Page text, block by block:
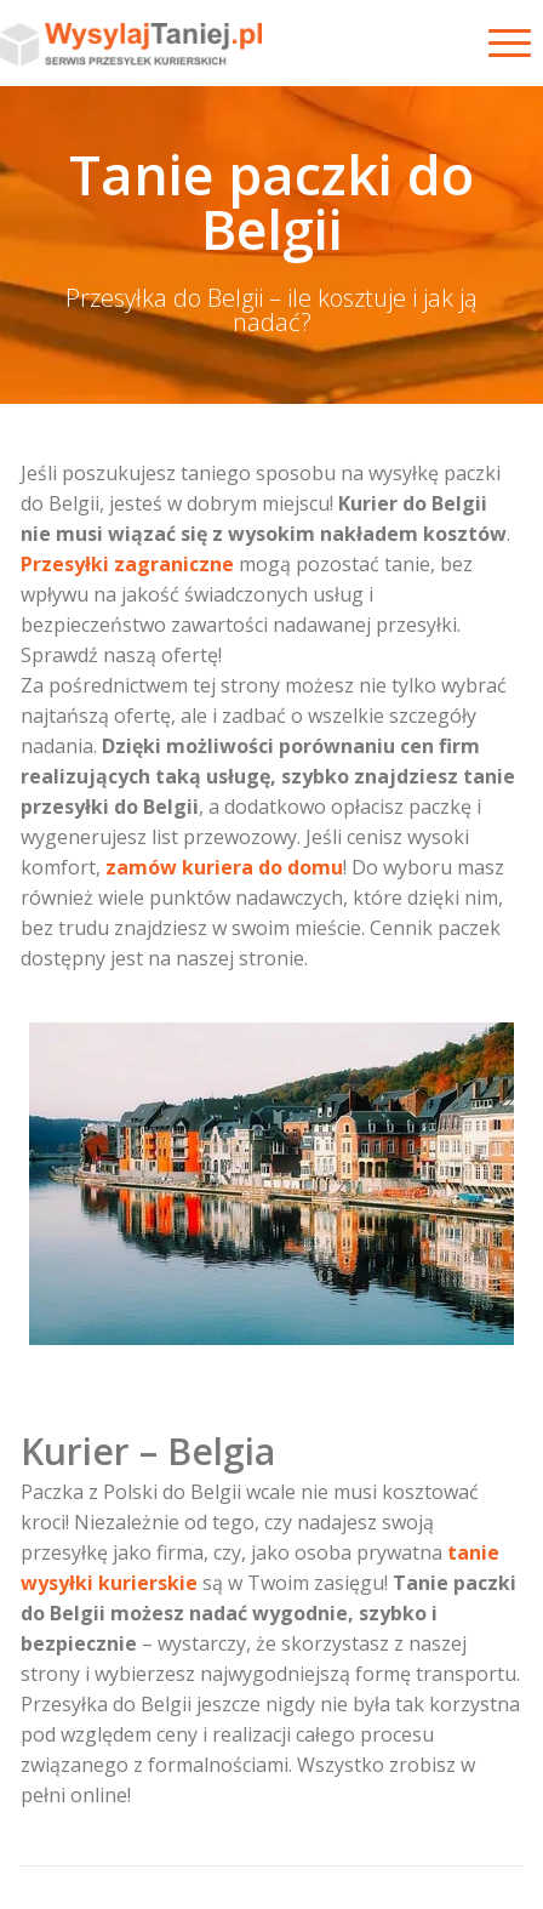
Tanie paczki do
Belgii
Przesyłka do Belgii – ile kosztuje i jak ją
nadać?
Jeśli poszukujesz taniego sposobu na wysyłkę paczki
do Belgii, jesteś w dobrym miejscu! Kurier do Belgii
nie musi wiązać się z wysokim nakładem kosztów.
Przesyłki zagraniczne mogą pozostać tanie, bez
wpływu na jakość świadczonych usług i
bezpieczeństwo zawartości nadawanej przesyłki.
Sprawdź naszą ofertę!
Za pośrednictwem tej strony możesz nie tylko wybrać
najtańszą ofertę, ale i zadbać o wszelkie szczegóły
nadania. Dzięki możliwości porównaniu cen firm
realizujących taką usługę, szybko znajdziesz tanie
przesyłki do Belgii, a dodatkowo opłacisz paczkę i
wygenerujesz list przewozowy. Jeśli cenisz wysoki
komfort, zamów kuriera do domu! Do wyboru masz
również wiele punktów nadawczych, które dzięki nim,
bez trudu znajdziesz w swoim mieście.Cennik paczek
dostępny jest na naszej stronie.
Kurier – Belgia
Paczka z Polski do Belgii wcale nie musi kosztować
kroci! Niezależnie od tego, czy nadajesz swoją
przesyłkę jako firma, czy, jako osoba prywatna tanie
wysyłki kurierskie są w Twoim zasięgu! Tanie paczki
do Belgii możesz nadać wygodnie, szybko i
bezpiecznie – wystarczy, że skorzystasz z naszej
strony i wybierzesz najwygodniejszą formę transportu.
Przesyłka do Belgii jeszcze nigdy nie była tak korzystna
pod względem ceny i realizacji całego procesu
związanego z formalnościami. Wszystko zrobisz w
pełni online!